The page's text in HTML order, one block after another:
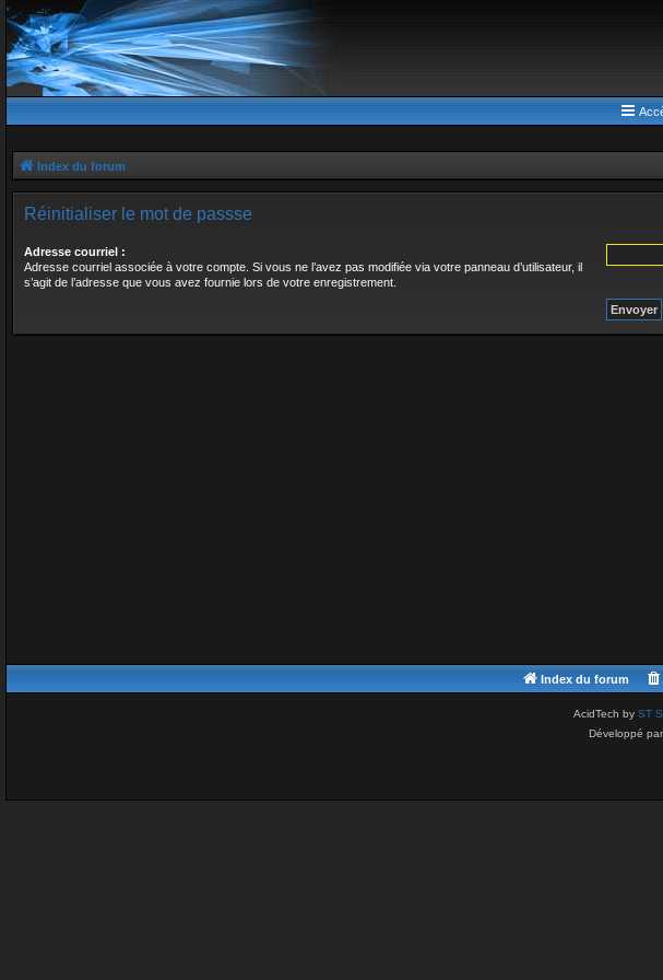
Index du forum
Réinitialiser le mot de passse
Adresse courriel :
Adresse courriel associée à votre compte. Si vous ne l’avez pas modifiée via votre panneau d’utilisateur, il
s’agit de l’adresse que vous avez fournie lors de votre enregistrement.
Index du forum
AcidTech by ST
Développé par